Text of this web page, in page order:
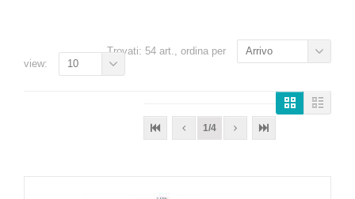
Trovati: 54 art., ordina per Arrivo
1/4
view: 10